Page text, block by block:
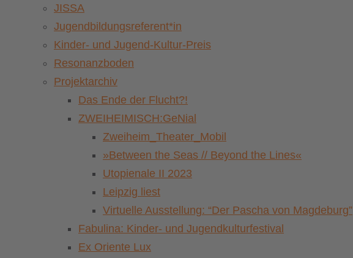
JISSA
Jugendbildungsreferent*in
Kinder- und Jugend-Kultur-Preis
Resonanzboden
Projektarchiv
Das Ende der Flucht?!
ZWEIHEIMISCH:GeNial
Zweiheim_Theater_Mobil
»Between the Seas // Beyond the Lines«
Utopienale II 2023
Leipzig liest
Virtuelle Ausstellung: “Der Pascha von Magdeburg”
Fabulina: Kinder- und Jugendkulturfestival
Ex Oriente Lux